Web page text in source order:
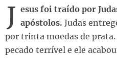
J esus foi traído por
apóstolos. Judas
por trinta moedas de prata.
pecado terrível e ele